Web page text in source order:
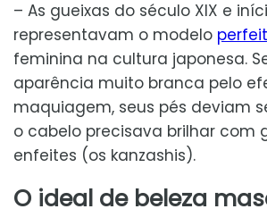
– As gueixas do século XIX e
representavam o modelo
feminina na cultura japonesa.
aparência muito branca pelo
maquiagem, seus pés deviam
o cabelo precisava brilhar com
enfeites (os kanzashis).
O ideal de beleza